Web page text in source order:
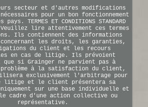
secteur et d'autres modifications
pour un bon fonctionnement
TERMES ET CONDITIONS STANDARD
Veuillez lire attentivement ces termes
Ils contiennent des informations
concernant les droits, les garanties,
du client et les recours
en cas de litige. Ils prévoient
que si Grainger ne parvient pas à
problème à la satisfaction du client,
exclusivement l'arbitrage pour
litige et le client présentera sa
sur une base individuelle et
le cadre d'une action collective ou
représentative.